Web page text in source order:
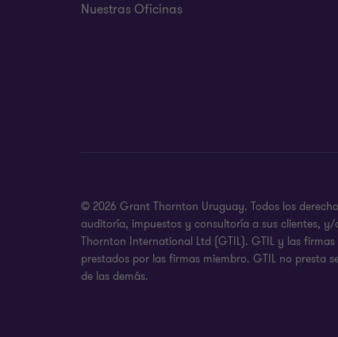
Nuestras Oficinas
© 2026 Grant Thornton Uruguay. Todos los
auditoría, impuestos y consultoría a sus clientes,
Thornton International Ltd (GTIL). GTIL y las
prestados por las firmas miembro. GTIL no presta
de las demás.